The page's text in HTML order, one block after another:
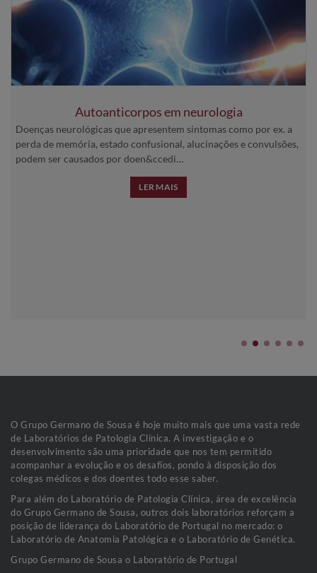
Autoanticorpos em neurologia
Doenças neurológicas que apresentem sintomas como por ex. a
perda de memória, estado confusional, alucinações e convulsões,
podem ser causados por doen&ccedi…
LER MAIS
O Grupo Germano de Sousa é hoje muito mais que uma vasta rede
de Laboratórios de Patologia Clínica. A investigação e o
desenvolvimento são uma prioridade que nos tem permitido
acompanhar a evolução e os desafios, pondo à disposição dos
colegas médicos e dos doentes todo esse saber.
Para além do Laboratório de Patologia Clínica, área de excelência
do Grupo Germano de Sousa, outros dois laboratórios reforçam a
posição de liderança do Laboratório de Portugal no mercado: o
Laboratório de Anatomia Patológica e o Laboratório de Genética.
Grupo Germano de Sousa o Laboratório de Portugal